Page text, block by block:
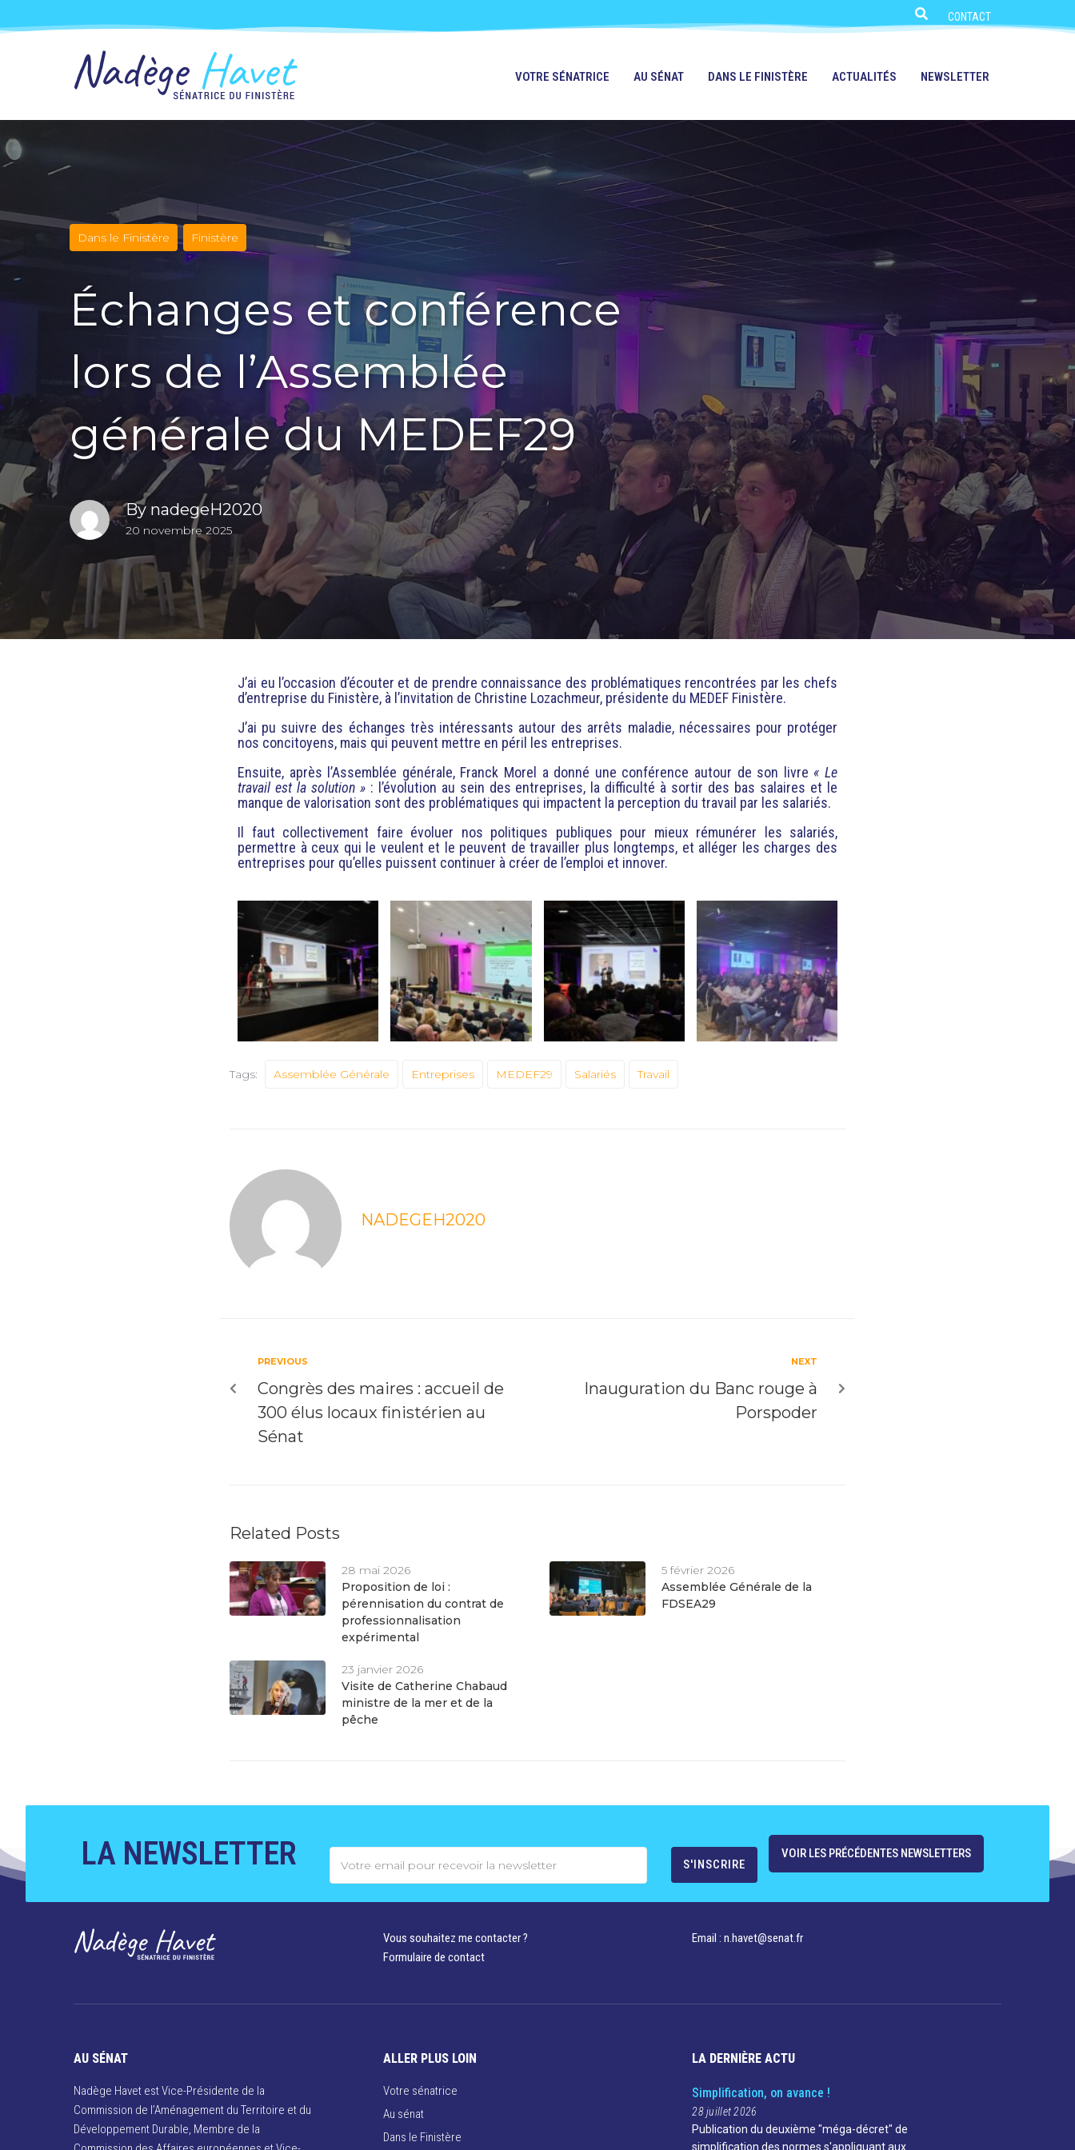
CONTACT
VOTRE SÉNATRICE AU SÉNAT DANS LE FINISTÈRE ACTUALITÉS NEWSLETTER
Dans le Finistère Finistère
Échanges et conférence
lors de l’Assemblée
générale du MEDEF29
By nadegeH2020
20 novembre 2025
J’ai eu l’occasion d’écouter et de prendre connaissance des problématiques rencontrées par les chefs
d’entreprise du Finistère, à l’invitation de Christine Lozachmeur, présidente du MEDEF Finistère.
J’ai pu suivre des échanges très intéressants autour des arrêts maladie, nécessaires pour protéger
nos concitoyens, mais qui peuvent mettre en péril les entreprises.
Ensuite, après l’Assemblée générale, Franck Morel a donné une conférence autour de son livre « Le
travail est la solution »: l’évolution au sein des entreprises, la difficulté à sortir des bas salaires et le
manque de valorisation sont des problématiques qui impactent la perception du travail par les salariés.
Il faut collectivement faire évoluer nos politiques publiques pour mieux rémunérer les salariés,
permettre à ceux qui le veulent et le peuvent de travailler plus longtemps, et alléger les charges des
entreprises pour qu’elles puissent continuer à créer de l’emploi et innover.
Tags: Assemblée Générale Entreprises MEDEF29 Salariés Travail
NADEGEH2020
PREVIOUS
Congrès des maires : accueil de
300 élus locaux finistérien au
Sénat
NEXT
Inauguration du Banc rouge à
Porspoder
Related Posts
28 mai 2026
Proposition de loi :
pérennisation du contrat de
professionnalisation
expérimental
5 février 2026
Assemblée Générale de la
FDSEA29
23 janvier 2026
Visite de Catherine Chabaud
ministre de la mer et de la
pêche
LA NEWSLETTER VOIR LES PRÉCÉDENTES NEWSLETTERS
Vous souhaitez me contacter ?
Formulaire de contact
Email : n.havet@senat.fr​
AU SÉNAT
Nadège Havet est Vice-Présidente de la
Commission de l’Aménagement du Territoire et du
Développement Durable, Membre de la
ALLER PLUS LOIN
Votre sénatrice
Au sénat
Dans le Finistère
LA DERNIÈRE ACTU
Simplification, on avance !
28 juillet 2026
Publication du deuxième "méga-décret" de
simplification des normes s'appliquant aux